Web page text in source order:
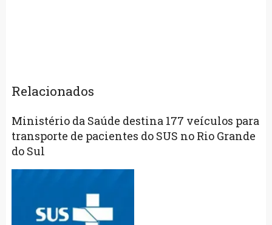
Relacionados
Ministério da Saúde destina 177 veículos para
transporte de pacientes do SUS no Rio Grande
do Sul